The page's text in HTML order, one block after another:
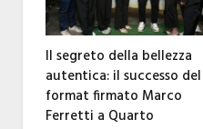
Il segreto della bellezza
autentica: il successo del
format firmato Marco
Ferretti a Quarto